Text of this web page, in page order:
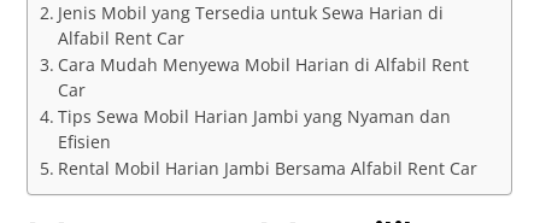
Jenis Mobil yang Tersedia untuk Sewa Harian di
Alfabil Rent Car
Cara Mudah Menyewa Mobil Harian di Alfabil Rent
Car
Tips Sewa Mobil Harian Jambi yang Nyaman dan
Efisien
Rental Mobil Harian Jambi Bersama Alfabil Rent Car